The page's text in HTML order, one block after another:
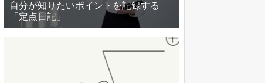
自分が知りたいポイントを記録する
「定点日記」